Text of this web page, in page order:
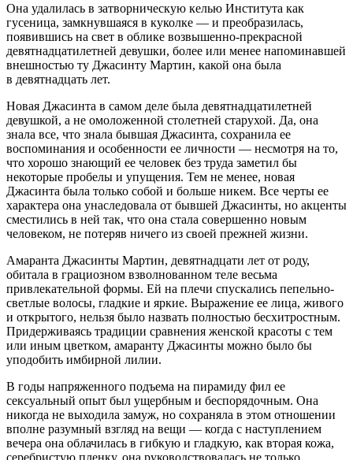
Она удалилась в затворническую келью Института как
гусеница, замкнувшаяся в куколке — и преобразилась,
появившись на свет в облике возвышенно-прекрасной
девятнадцатилетней девушки, более или менее напоминавшей
внешностью ту Джасинту Мартин, какой она была
в девятнадцать лет.
Новая Джасинта в самом деле была девятнадцатилетней
девушкой, а не омоложенной столетней старухой. Да, она
знала все, что знала бывшая Джасинта, сохранила ее
воспоминания и особенности ее личности — несмотря на то,
что хорошо знающий ее человек без труда заметил бы
некоторые пробелы и упущения. Тем не менее, новая
Джасинта была только собой и больше никем. Все черты ее
характера она унаследовала от бывшей Джасинты, но акценты
сместились в ней так, что она стала совершенно новым
человеком, не потеряв ничего из своей прежней жизни.
Амаранта Джасинты Мартин, девятнадцати лет от роду,
обитала в грациозном взволнованном теле весьма
привлекательной формы. Ей на плечи спускались пепельно-
светлые волосы, гладкие и яркие. Выражение ее лица, живого
и открытого, нельзя было назвать полностью бесхитростным.
Придерживаясь традиции сравнения женской красоты с тем
или иным цветком, амаранту Джасинты можно было бы
уподобить имбирной лилии.
В годы напряженного подъема на пирамиду фил ее
сексуальный опыт был ущербным и беспорядочным. Она
никогда не выходила замуж, но сохраняла в этом отношении
вполне разумный взгляд на вещи — когда с наступлением
вечера она облачилась в гибкую и гладкую, как вторая кожа,
серебристую пленку, она руководствовалась не только